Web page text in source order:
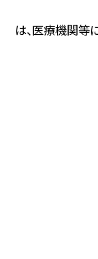
＊発熱
は、医療機関等